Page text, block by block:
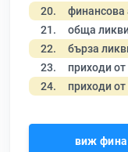
20. финансова
21. обща
22. бърза
23. приходи
24. приходи
виж